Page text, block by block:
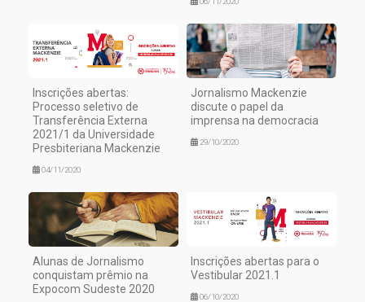
Inscrições abertas:
Processo seletivo de
Transferência Externa
2021/1 da Universidade
Presbiteriana Mackenzie
04/11/2020
Jornalismo Mackenzie
discute o papel da
imprensa na democracia
29/10/2020
Alunas de Jornalismo
conquistam prêmio na
Expocom Sudeste 2020
Inscrições abertas para o
Vestibular 2021.1
06/10/2020